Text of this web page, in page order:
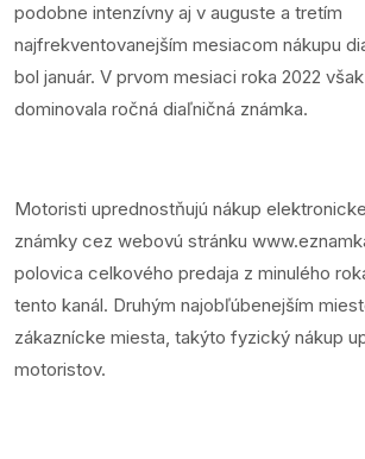
podobne intenzívny aj v auguste a tretím
najfrekventovanejším mesiacom nákupu
bol január. V prvom mesiaci roka 2022
dominovala ročná diaľničná známka.
Motoristi uprednostňujú nákup
známky cez webovú stránku
polovica celkového predaja z minulého
tento kanál. Druhým najobľúbenejším
zákaznícke miesta, takýto fyzický nákup
motoristov.